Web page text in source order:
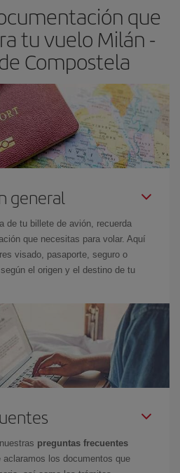
Además, si buscas los vuelos con
viaje un poco abiertos, podráselegir
que
tu vuelo Milán -
Compostela
general
de tu billete de avión, recuerda
que necesitas para volar. Aquí
visado, pasaporte, seguro o
el origen y el destino de tu
preguntas frecuentes
aclaramos los documentos que